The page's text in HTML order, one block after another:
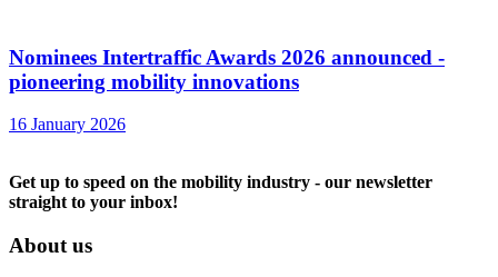
Nominees Intertraffic Awards 2026 announced -
pioneering mobility innovations
16 January 2026
Get up to speed on the mobility industry - our newsletter
straight to your inbox!
About us